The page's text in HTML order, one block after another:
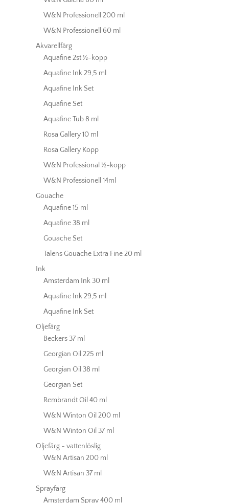
W&N Professionell 200 ml
W&N Professionell 60 ml
Akvarellfärg
Aquafine 2st ½-kopp
Aquafine Ink 29,5 ml
Aquafine Ink Set
Aquafine Set
Aquafine Tub 8 ml
Rosa Gallery 10 ml
Rosa Gallery Kopp
W&N Professional ½-kopp
W&N Professionell 14ml
Gouache
Aquafine 15 ml
Aquafine 38 ml
Gouache Set
Talens Gouache Extra Fine 20 ml
Ink
Amsterdam Ink 30 ml
Aquafine Ink 29,5 ml
Aquafine Ink Set
Oljefärg
Beckers 37 ml
Georgian Oil 225 ml
Georgian Oil 38 ml
Georgian Set
Rembrandt Oil 40 ml
W&N Winton Oil 200 ml
W&N Winton Oil 37 ml
Oljefärg - vattenlöslig
W&N Artisan 200 ml
W&N Artisan 37 ml
Sprayfärg
Amsterdam Spray 400 ml